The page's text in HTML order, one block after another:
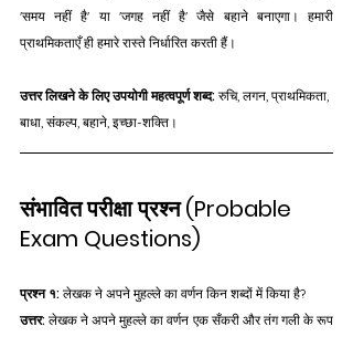
'समय नहीं है' या 'जगह नहीं है' जैसे बहाने बनाएगा। हमारी
प्राथमिकताएँ ही हमारे रास्ते निर्धारित करती हैं।
उत्तर लिखने के लिए उपयोगी महत्वपूर्ण शब्द: रुचि, लगन, प्राथमिकता,
बाधा, संकल्प, बहाने, इच्छा-शक्ति।
संभावित परीक्षा प्रश्न (Probable
Exam Questions)
प्रश्न १: लेखक ने अपने मुहल्ले का वर्णन किन शब्दों में किया है?
उत्तर: लेखक ने अपने मुहल्ले का वर्णन एक सँकरी और तंग गली के रूप